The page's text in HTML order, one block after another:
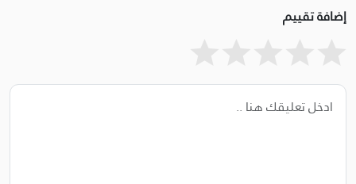
إضافة تقييم